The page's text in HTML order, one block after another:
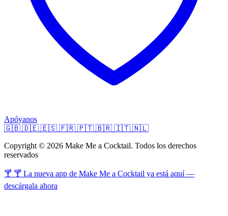
Apóyanos
🇬🇧 🇩🇪 🇪🇸 🇫🇷 🇵🇹 🇧🇷 🇮🇹 🇳🇱
Copyright © 2026 Make Me a Cocktail. Todos los derechos
reservados
🍸 🍸 La nueva app de Make Me a Cocktail ya está aquí —
descárgala ahora